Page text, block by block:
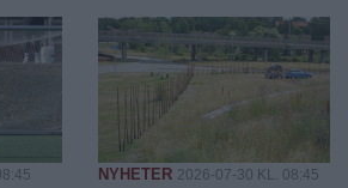
NYHETER 2026-07-30 KL. 08:45